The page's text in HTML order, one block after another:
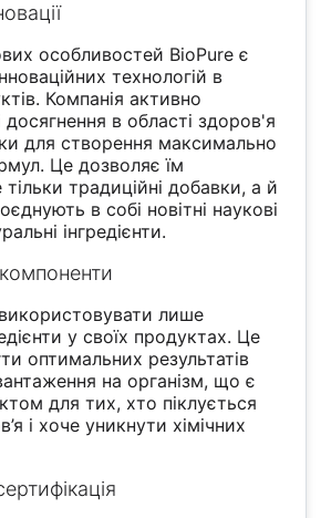
особливостей BioPure є
технологій в
Компанія активно
досягнення в області здоров'я
для створення максимально
Це дозволяє їм
традиційні добавки, а й
в собі новітні наукові
інгредієнти.
лише
у своїх продуктах. Це
оптимальних результатів
на організм, що є
для тих, хто піклується
і хоче уникнути хімічних